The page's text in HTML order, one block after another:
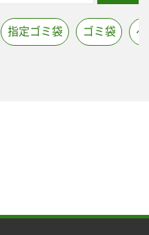
指定ゴミ袋 ゴミ袋